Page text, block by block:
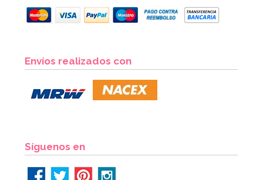
Envíos realizados con
Síguenos en